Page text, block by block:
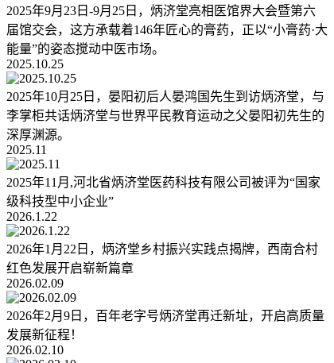
2025年9月23日-9月25日，炳济堂亮相医馆界大会暨第六
届馆交会，这方承载着146年匠心的膏药，正以“小膏药·大
能量”的姿态搅动中医市场。
2025.10.25
2025年10月25日，晏阳初后人晏鸿国先生到访炳济堂，与
李掌柜共话炳济堂与世界平民教育运动之父晏阳初先生的
深厚渊源。
2025.11
2025年11月,河北省炳济堂医药科技有限公司被评为“国家
级科技型中小企业”
2026.1.22
2026年1月22日，炳济堂乡村振兴实践点揭牌，西南合村
红色发展开启崭新篇章
2026.02.09
2026年2月9日，百年老字号炳济堂再迁新址，开启高质量
发展新征程！
2026.02.10